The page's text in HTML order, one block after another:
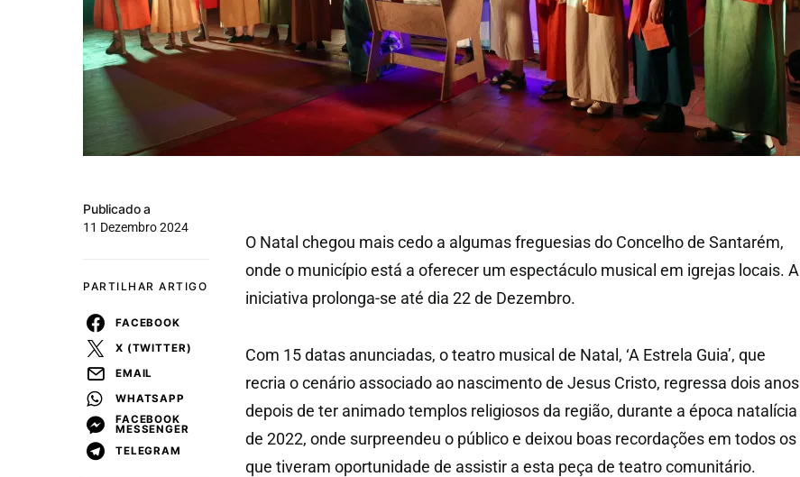
Publicado a
11 Dezembro 2024
PARTILHAR ARTIGO
FACEBOOK
X (TWITTER)
EMAIL
WHATSAPP
FACEBOOK
MESSENGER
TELEGRAM
O Natal chegou mais cedo a algumas freguesias do Concelho de Santarém,
onde o município está a oferecer um espectáculo musical em igrejas locais. A
iniciativa prolonga-se até dia 22 de Dezembro.
Com 15 datas anunciadas, o teatro musical de Natal, ‘A Estrela Guia’, que
recria o cenário associado ao nascimento de Jesus Cristo, regressa dois anos
depois de ter animado templos religiosos da região, durante a época natalícia
de 2022, onde surpreendeu o público e deixou boas recordações em todos os
que tiveram oportunidade de assistir a esta peça de teatro comunitário.